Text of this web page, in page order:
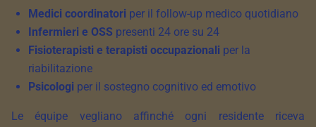
Medici coordinatori per il follow-up medico quotidiano
Infermieri e OSS presenti 24 ore su 24
Fisioterapisti e terapisti occupazionali per la
riabilitazione
Psicologi per il sostegno cognitivo ed emotivo
Le équipe vegliano affinché ogni residente riceva